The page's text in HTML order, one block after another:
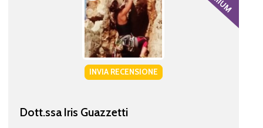
INVIA RECENSIONE
Dott.ssa Iris Guazzetti